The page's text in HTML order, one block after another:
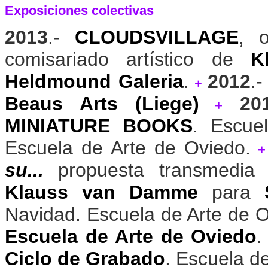
Exposiciones colectivas
2013.- CLOUDSVILLAGE,
comisariado artístico de
Heldmound Galeria. + 2012
Beaus Arts (Liege)
+
MINIATURE BOOKS.
Escuela de Arte de Oviedo.
+
su... propuesta
Klauss van Damme para
Navidad. Escuela de Arte de
Escuela de Arte de Oviedo
Ciclo de Grabado. Escuela